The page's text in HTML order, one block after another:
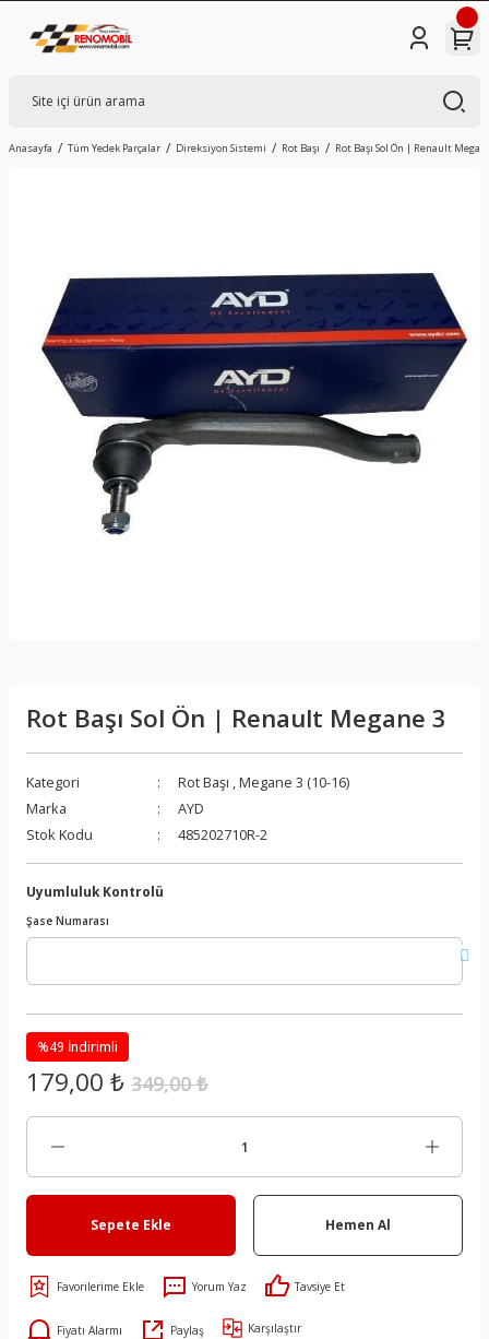
Anasayfa Tüm Yedek Parçalar Direksiyon Sistemi Rot Başı Rot Başı Sol Ön | Renault
Rot Başı Sol Ön | Renault Megane 3
Kategori Rot Başı ,Megane 3 (10-16)
Marka
AYD
Stok Kodu
485202710R-2
Uyumluluk Kontrolü
Şase Numarası
%49 İndirimli
179,00 ₺ 349,00 ₺
Sepete Ekle Hemen Al
Yorum Yaz Tavsiye Et
Fiyatı Alarmı Paylaş Karşılaştır